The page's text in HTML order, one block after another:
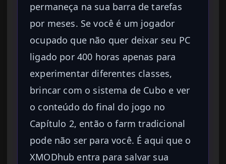
permaneça na sua barra de tarefas
por meses. Se você é um jogador
ocupado que não quer deixar seu PC
ligado por 400 horas apenas para
experimentar diferentes classes,
brincar com o sistema de Cubo e ver
o conteúdo do final do jogo no
Capítulo 2, então o farm tradicional
pode não ser para você. É aqui que o
XMODhub entra para salvar sua